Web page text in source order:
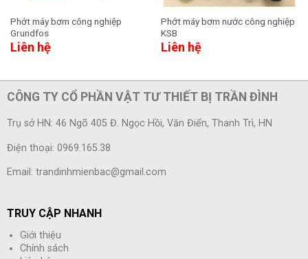
Phớt máy bơm công nghiệp
Grundfos
Liên hệ
Phớt máy bơm nước công nghiệp
KSB
Liên hệ
CÔNG TY CỔ PHẦN VẬT TƯ THIẾT BỊ TRẦN ĐÌNH
Trụ sở HN: 46 Ngõ 405 Đ. Ngọc Hồi, Văn Điển, Thanh Trì, HN
Điện thoại: 0969.165.38
Email: trandinhmienbac@gmail.com
TRUY CẬP NHANH
Giới thiệu
Chính sách